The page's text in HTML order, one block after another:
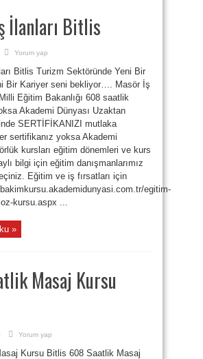
İlanları Bitlis
Yorum yap
Bitlis Turizm Sektöründe Yeni Bir
Bir Kariyer seni bekliyor…. Masör İş
Eğitim Bakanlığı 608 saatlik
Akademi Dünyası Uzaktan
SERTİFİKANIZI mutlaka
sertifikanız yoksa Akademi
kursları eğitim dönemleri ve kurs
bilgi için eğitim danışmanlarımız
Eğitim ve iş fırsatları için
egitim-
kursu.aspx ...
»
Masaj Kursu
Yorum yap
Kursu Bitlis 608 Saatlik Masaj